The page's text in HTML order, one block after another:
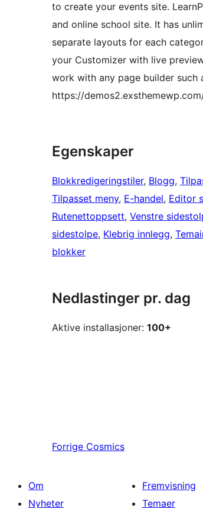
to create your events site.
and online school site. It has
separate layouts for each
your Customizer with live
work with any page builder such
https://
Egenskaper
Blokkredigeringstiler, Blogg,
Tilpasset meny, E-handel, Editor
Rutenettoppsett, Venstre
sidestolpe, Klebrig innlegg,
blokker
Nedlastinger pr. dag
Aktive installasjoner: 100+
Forrige Cosmics
Om
Nyheter
Fremvisning
Temaer